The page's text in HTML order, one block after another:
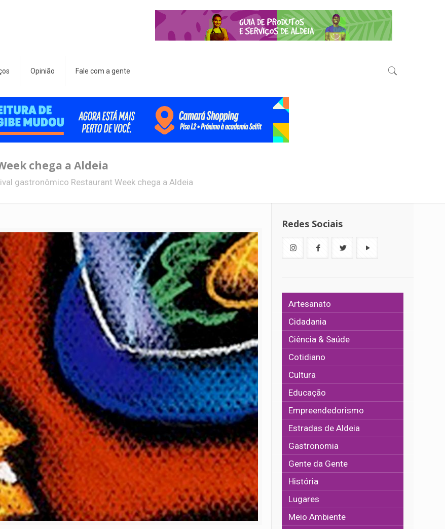
Opinião Fale com a gente
chega a Aldeia
gastronômico Restaurant Week chega a Aldeia
Redes Sociais
Artesanato
Cidadania
Ciência & Saúde
Cotidiano
Cultura
Educação
Empreendedorismo
Estradas de Aldeia
Gastronomia
Gente da Gente
História
Lugares
Meio Ambiente